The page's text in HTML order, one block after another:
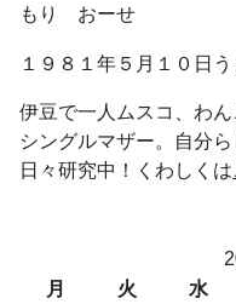
もり おーせ
１９８１年５月１０日う
伊豆で一人ムスコ、わ
シングルマザー。自分
日々研究中！くわしくは
月
火 水